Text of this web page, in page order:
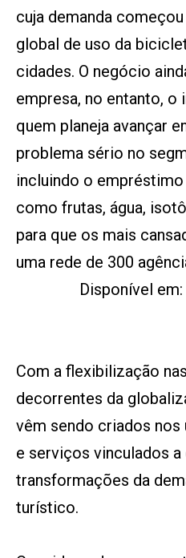
cuja demanda
global de uso da
cidades. O negócio
empresa, no entanto,
quem planeja avançar
problema sério no
incluindo o
como frutas, água,
para que os mais
uma rede de 300
Disponível
Com a flexibilização
decorrentes da
vêm sendo criados
e serviços vinculados
transformações da
turístico.